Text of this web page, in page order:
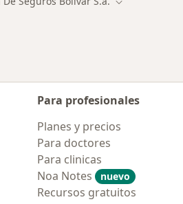
Para profesionales
Planes y precios
Para doctores
Para clinicas
Noa Notes
nuevo
Recursos gratuitos